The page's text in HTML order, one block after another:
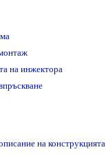
на инжектора
на конструкцията